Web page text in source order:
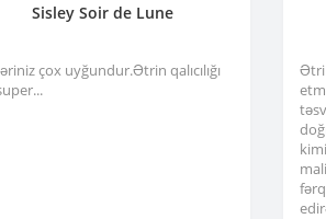
Sisley Soir de Lune
çox uyğundur.Ətrin qalıcılığı
Ətri